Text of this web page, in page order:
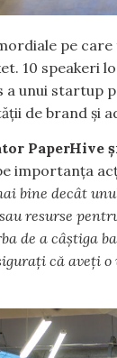
pe
10 speakeri
a unui
de brand și
PaperHive
importanța
bine decât
resurse
de a câștiga
că aveți